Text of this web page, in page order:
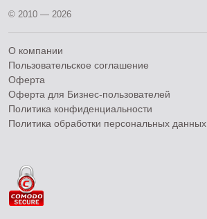
© 2010 — 2026
О компании
Пользовательское соглашение
Оферта
Оферта для Бизнес-пользователей
Политика конфиденциальности
Политика обработки персональных данных